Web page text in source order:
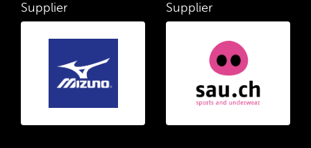
Supplier Supplier